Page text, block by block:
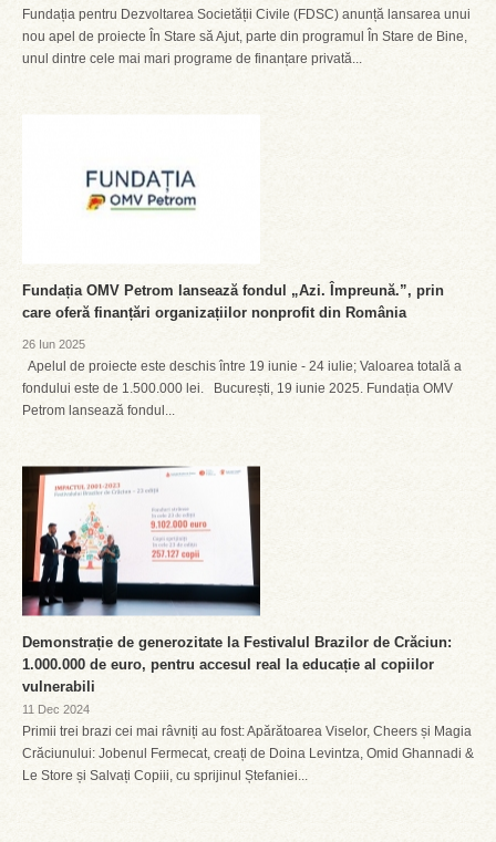
Fundația pentru Dezvoltarea Societății Civile (FDSC) anunță lansarea unui
nou apel de proiecte În Stare să Ajut, parte din programul În Stare de Bine,
unul dintre cele mai mari programe de finanțare privată...
Fundația OMV Petrom lansează fondul „Azi. Împreună.”, prin
care oferă finanțări organizațiilor nonprofit din România
26 Iun 2025
Apelul de proiecte este deschis între 19 iunie - 24 iulie; Valoarea totală a
fondului este de 1.500.000 lei. București, 19 iunie 2025. Fundația OMV
Petrom lansează fondul...
Demonstrație de generozitate la Festivalul Brazilor de Crăciun:
1.000.000 de euro, pentru accesul real la educație al copiilor
vulnerabili
11 Dec 2024
Primii trei brazi cei mai râvniți au fost: Apărătoarea Viselor, Cheers și Magia
Crăciunului: Jobenul Fermecat, creați de Doina Levintza, Omid Ghannadi &
Le Store și Salvați Copiii, cu sprijinul Ștefaniei...